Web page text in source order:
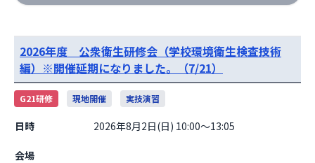
2026年度 公衆衛生研修会（学校環境衛生検査技術
編）※開催延期になりました。（7/21）
G21研修 現地開催 実技演習
日時 2026年8月2日(日) 10:00～13:05
会場